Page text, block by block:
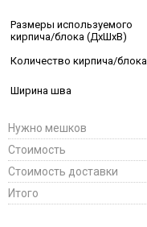
Размеры используемого
кирпича/блока (ДхШхВ)
Количество кирпича/блока
Ширина шва
Нужно мешков
Стоимость
Стоимость доставки
Итого